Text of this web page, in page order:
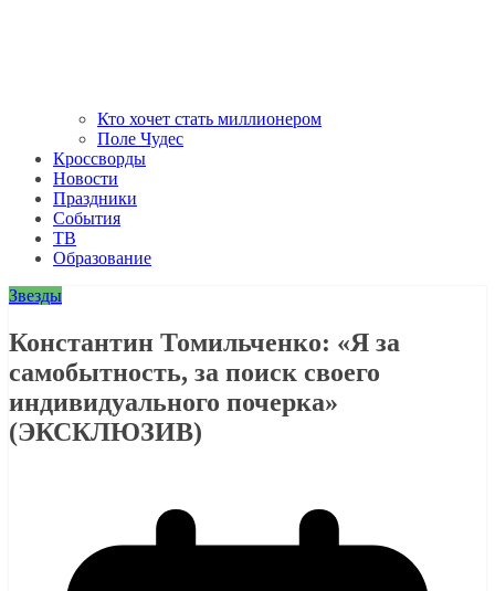
Кто хочет стать миллионером
Поле Чудес
Кроссворды
Новости
Праздники
События
ТВ
Образование
Звезды
Константин Томильченко: «Я за
самобытность, за поиск своего
индивидуального почерка»
(ЭКСКЛЮЗИВ)